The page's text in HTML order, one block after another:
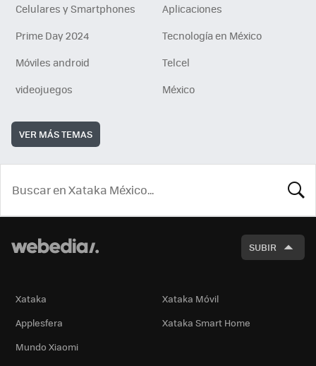
Celulares y Smartphones
Aplicaciones
Prime Day 2024
Tecnología en México
Móviles android
Telcel
videojuegos
México
VER MÁS TEMAS
SUBIR
Xataka
Xataka Móvil
Applesfera
Xataka Smart Home
Mundo Xiaomi